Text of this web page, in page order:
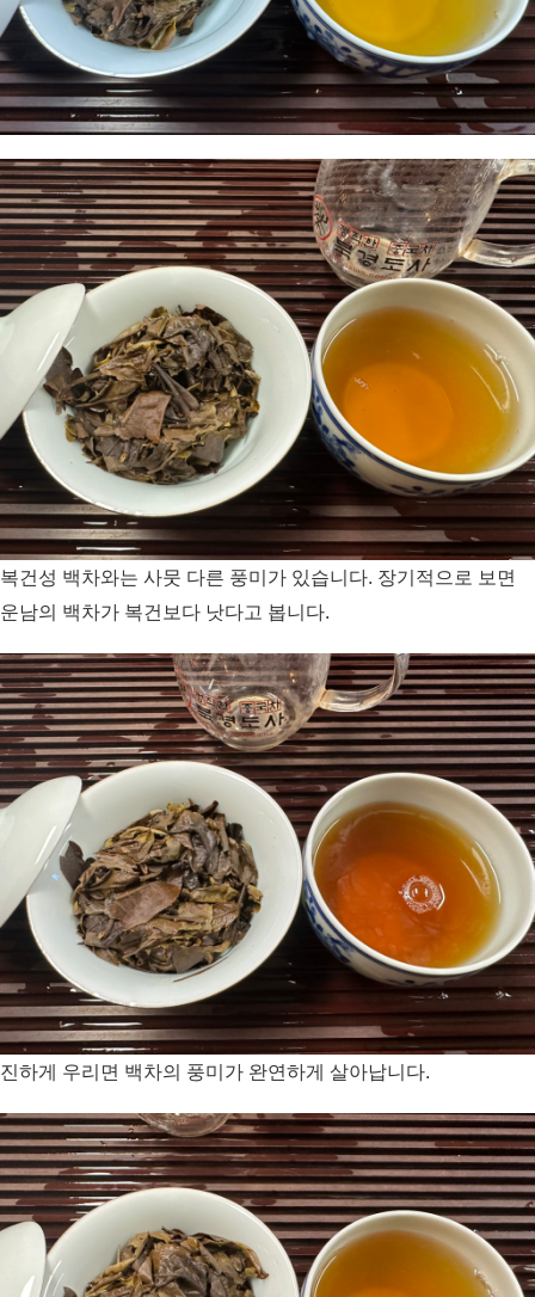
복건성 백차와는 사뭇 다른 풍미가 있습니다. 장기적으로 보면
운남의 백차가 복건보다 낫다고 봅니다.
진하게 우리면 백차의 풍미가 완연하게 살아납니다.